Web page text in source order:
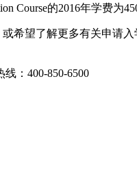
Course的2016年学费为
希望了解更多有关申请入
线： 400-850-6500